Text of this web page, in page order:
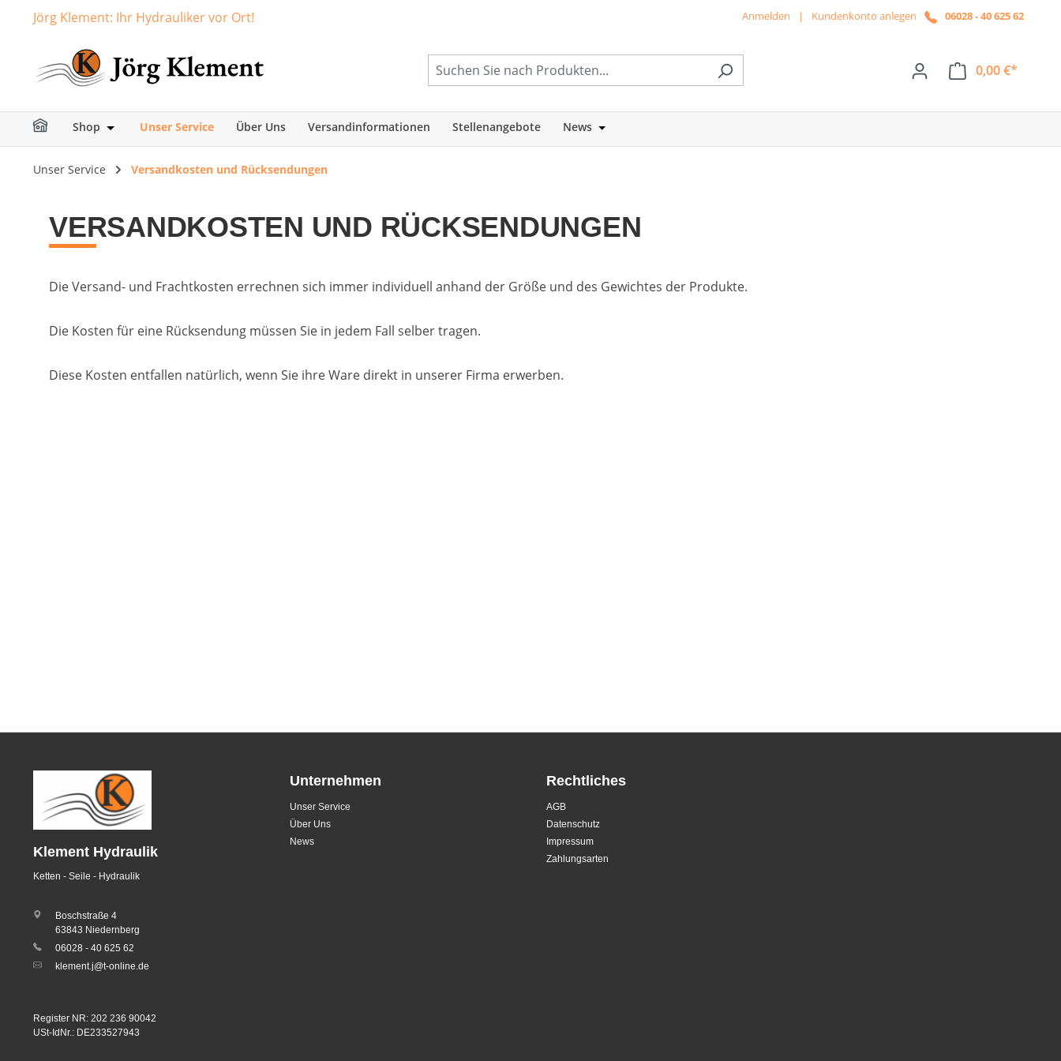
Zur Hauptnavigation springen
Jörg Klement: Ihr Hydrauliker vor Ort! Anmelden | Kundenkonto anlegen 06028 - 40 625 62
0,00 €*
Shop Öffne oder Schließe das Dropdown der Kategorie Shop
Unser Service Über Uns Versandinformationen Stellenangebote News Öffne oder Schließe das Dropdown der Kategorie News
Unser Service Versandkosten und Rücksendungen
VERSANDKOSTEN UND RÜCKSENDUNGEN
Die Versand- und Frachtkosten errechnen sich immer individuell anhand der Größe und des Gewichtes der Produkte.
Die Kosten für eine Rücksendung müssen Sie in jedem Fall selber tragen.
Diese Kosten entfallen natürlich, wenn Sie ihre Ware direkt in unserer Firma erwerben.
Klement Hydraulik
Ketten - Seile - Hydraulik
Boschstraße 4
63843 Niedernberg
06028 - 40 625 62
klement.j@t-online.de
Register NR: 202 236 90042
USt-IdNr.: DE233527943
Unternehmen
Unser Service
Über Uns
News
Rechtliches
AGB
Datenschutz
Impressum
Zahlungsarten